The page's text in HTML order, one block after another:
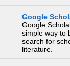
Google
Google
simple way to
search for
literature.